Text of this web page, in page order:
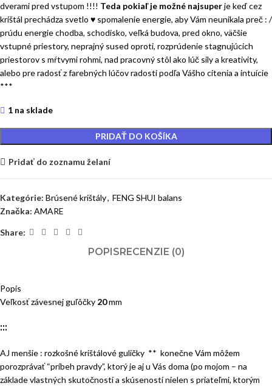
dverami pred vstupom !!!! Teda pokiaľ je možné najsuperje keď cez
krištál prechádza svetlo ♥ spomalenie energie, aby Vám neunikala preč : /
prúdu energie chodba, schodisko, veľká budova, pred okno, väčšie
vstupné priestory, neprajný sused oproti, rozprúdenie stagnujúcich
priestorov s mŕtvymi rohmi, nad pracovný stôl ako lúč sily a kreativity,
alebo pre radosť z farebných lúčov radosti podľa Vášho cítenia a intuície
***
1 na sklade
PRIDAŤ DO KOŠÍKA
Pridať do zoznamu želaní
Kategórie: Brúsené krištály, FENG SHUI balans
Značka: AMARE
Share:
POPIS RECENZIE (0)
Popis
Veľkosť závesnej guľôčky 20mm
:::
AJ menšie : rozkošné krištálové guličky ** konečne Vám môžem
porozprávať “príbeh pravdy”, ktorý je aj u Vás doma (po mojom – na
základe vlastných skutočností a skúseností nielen s priateľmi, ktorým